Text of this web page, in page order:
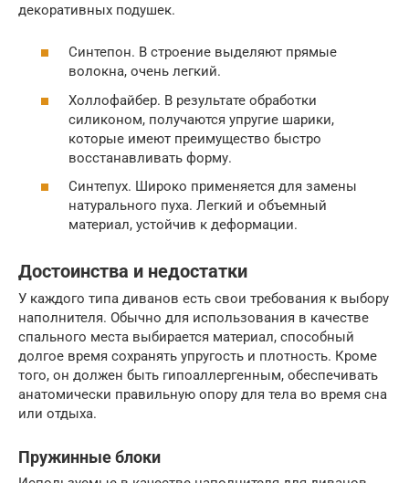
декоративных подушек.
Синтепон. В строение выделяют прямые
волокна, очень легкий.
Холлофайбер. В результате обработки
силиконом, получаются упругие шарики,
которые имеют преимущество быстро
восстанавливать форму.
Синтепух. Широко применяется для замены
натурального пуха. Легкий и объемный
материал, устойчив к деформации.
Достоинства и недостатки
У каждого типа диванов есть свои требования к выбору
наполнителя. Обычно для использования в качестве
спального места выбирается материал, способный
долгое время сохранять упругость и плотность. Кроме
того, он должен быть гипоаллергенным, обеспечивать
анатомически правильную опору для тела во время сна
или отдыха.
Пружинные блоки